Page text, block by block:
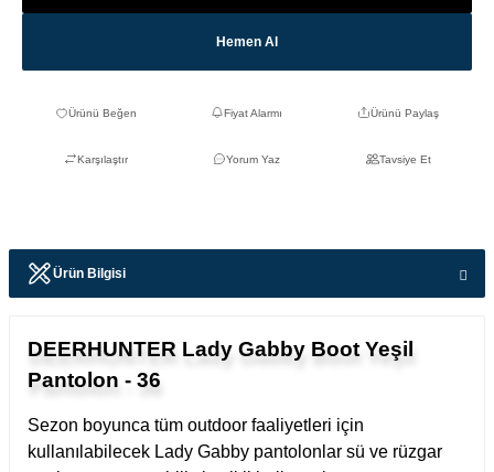
Hemen Al
Fiyat Alarmı Ürünü Paylaş
Karşılaştır Yorum Yaz Tavsiye Et
Ürün Bilgisi
DEERHUNTER Lady Gabby Boot Yeşil
Pantolon - 36
Sezon boyunca tüm outdoor faaliyetleri için
kullanılabilecek Lady Gabby pantolonlar sü ve rüzgar